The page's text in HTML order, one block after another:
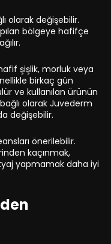
olarak değişebilir.
bölgeye hafifçe
şişlik, morluk veya
birkaç gün
ve kullanılan ürünün
olarak Juvederm
değişebilir.
önerilebilir.
kaçınmak,
yapmamak daha iyi